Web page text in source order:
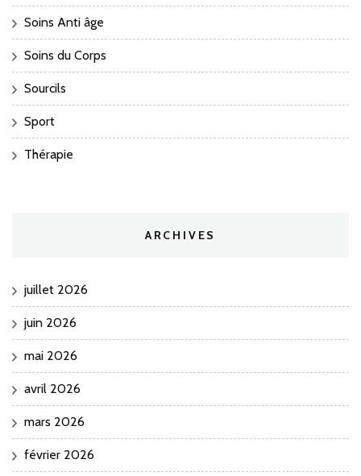
Soins Anti âge
Soins du Corps
Sourcils
Sport
Thérapie
ARCHIVES
juillet 2026
juin 2026
mai 2026
avril 2026
mars 2026
février 2026